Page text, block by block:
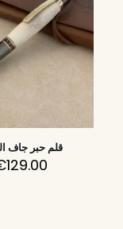
قلم حبر جاف
129.00